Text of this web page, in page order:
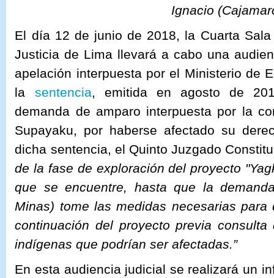
Ignacio
El día 12 de junio de 2018, la Cuarta
Justicia de Lima llevará a cabo una
apelación interpuesta por el Ministerio de
la sentencia , emitida en agosto de
demanda de amparo interpuesta por la
Supayaku, por haberse afectado su
dicha sentencia, el Quinto Juzgado
de la fase de exploración del proyecto
que se encuentre, hasta que la
Minas) tome las medidas necesarias
continuación del proyecto previa
indígenas que podrían ser afectadas.”
En esta audiencia judicial se realizará un